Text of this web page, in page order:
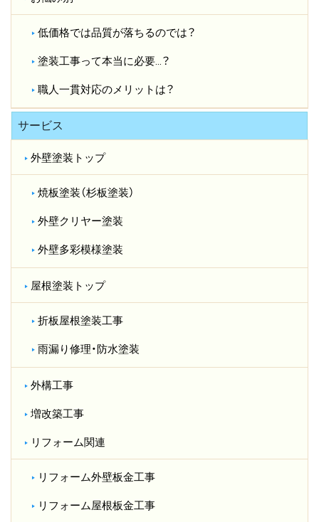
低価格では品質が落ちるのでは？​
塗装工事って本当に必要…？​
職人一貫対応のメリットは？​
サービス
外壁塗装トップ
焼板塗装（杉板塗装）
外壁クリヤー塗装
外壁多彩模様塗装
屋根塗装トップ
折板屋根塗装工事
雨漏り修理・防水塗装
外構工事
増改築工事
リフォーム関連
リフォーム外壁板金工事
リフォーム屋根板金工事